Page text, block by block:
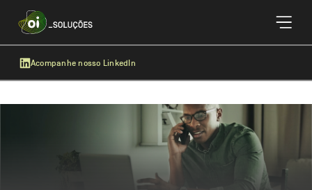
Acompanhe nosso LinkedIn
Página Inicial